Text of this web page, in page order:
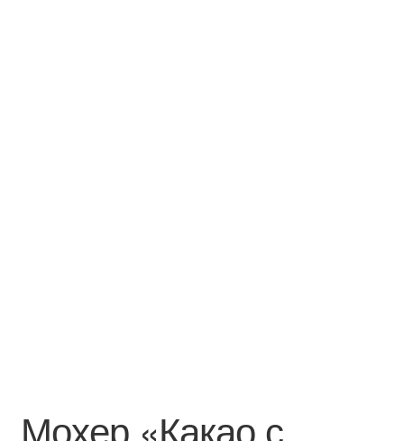
Мохер «Какао с